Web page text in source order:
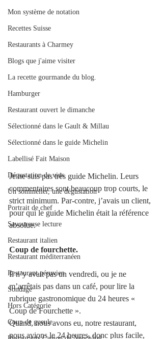
Mon système de notation
Recettes Suisse
Restaurants à Charmey
Blogs que j'aime visiter
La recette gourmande du blog.
Hamburger
Restaurant ouvert le dimanche
Sélectionné dans le Gault & Millau
Sélectionné dans le guide Michelin
Labellisé Fait Maison
Dégustation de vins
Un sommelier, une dégustation
Portrait de chef
Savoureuse lecture
Restaurant italien
Restaurant méditerranéen
Restaurant péruvien
Sondage
Hors Catégorie
Coup de gueule
Je ne suis pas très guide Michelin. Leurs
commentaires sont beaucoup trop courts, le
strict minimum. Par-contre, j’avais un client,
pour qui le guide Michelin était la référence
absolue.
Coup de fourchette.
Il n’y avait pas un vendredi, ou je ne
m’arrêtais pas dans un café, pour lire la
rubrique gastronomique du 24 heures «
Coup de Fourchette ».
Quand, nous avons eu, notre restaurant,
nous avions le 24 heures, donc plus facile,